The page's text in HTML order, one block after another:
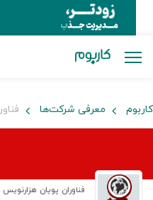
کاربوم معرفی شرکت‌ها
فناوران پویان هزارنویس